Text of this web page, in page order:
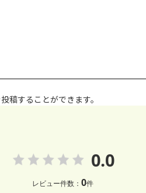
稿することができます。
0.0
レビュー件数： 0件